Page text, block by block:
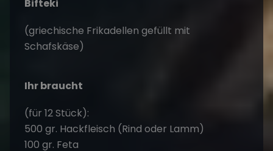
1 kleine Zwiebel
2 Knoblauchzehen
2 Ei
30 gr. frische Petersilie (gehackt)
2 TL Oregano (gerne frisch)
1 TL Zitronenabrieb
1 TL Kreuzkümmel